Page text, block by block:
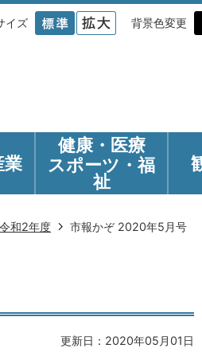
イズ 背景色変更
業
健康・医療
スポーツ・福
祉
令和2年度 市報かぞ 2020年5月号
更新日：2020年05月01日